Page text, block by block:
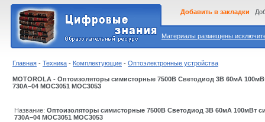
Материалы размещены
Добавить в закладки
Главная - Техника - Комплектующие - Оптоэлектронные устройства
MOTOROLA - Оптоизоляторы симисторные 7500В Светодиод 3В 60мА
730A–04 MOC3051 MOC3053
Название: Оптоизоляторы симисторные 7500В Светодиод 3В 60мА 100мВт
730A–04 MOC3051 MOC3053